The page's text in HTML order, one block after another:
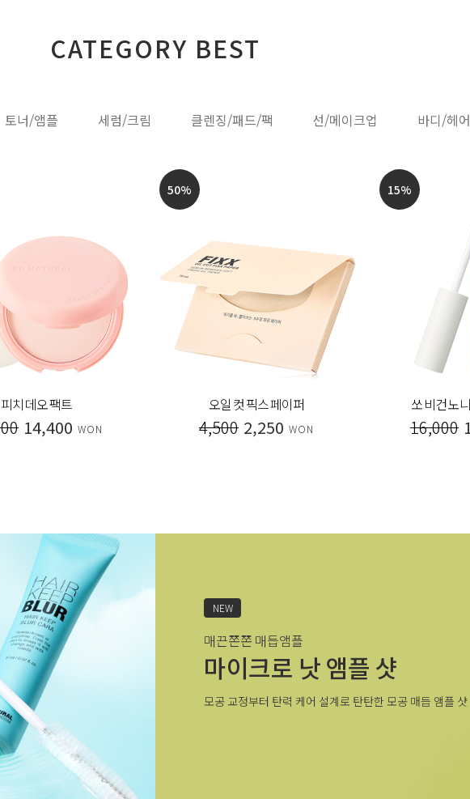
CATEGORY BEST
토너/앰플 세럼/크림 클렌징/패드/팩 선/메이크업 바디/헤어
피치 데오 팩트
14,400 WON
50%
오일 컷 픽스 페이퍼
4,500 2,250 WON
15%
쏘 비건 노
16,000
NEW
매끈쫀쫀 매듭앰플
마이크로 낫 앰플 샷
모공 교정부터 탄력 케어 설계로 탄탄한 모공 매듭 앰플 샷